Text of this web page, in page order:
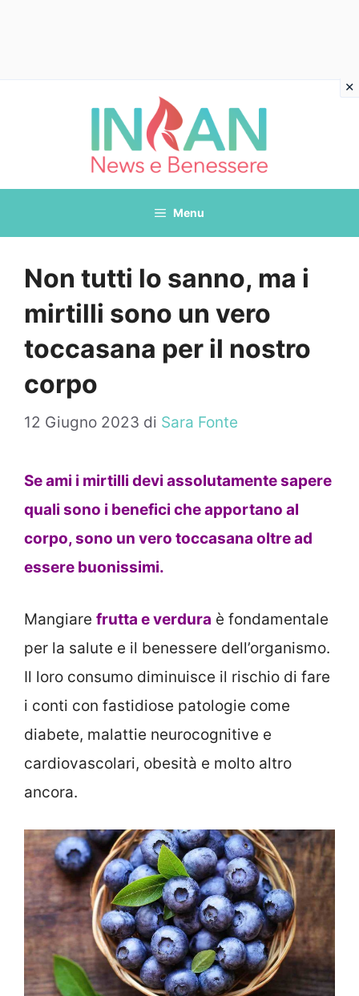
Menu
Non tutti lo sanno, ma i
mirtilli sono un vero
toccasana per il nostro
corpo
12 Giugno 2023 di Sara Fonte
Se ami i mirtilli devi assolutamente sapere
quali sono i benefici che apportano al
corpo, sono un vero toccasana oltre ad
essere buonissimi.
Mangiare frutta e verdura è fondamentale
per la salute e il benessere dell’organismo.
Il loro consumo diminuisce il rischio di fare
i conti con fastidiose patologie come
diabete, malattie neurocognitive e
cardiovascolari, obesità e molto altro
ancora.